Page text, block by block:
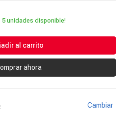
5 unidades disponible!
al carrito
ahora
Cambiar